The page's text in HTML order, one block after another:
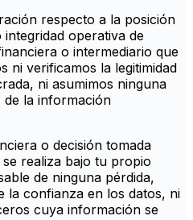
respecto a la posición
operativa de
o intermediario que
ni verificamos la legitimidad
ni asumimos ninguna
de la información
o decisión tomada
realiza bajo tu propio
de ninguna pérdida,
la confianza en los datos, ni
cuya información se